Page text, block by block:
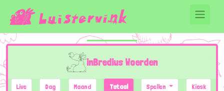
inBredius Woerden
Live Dag Maand Totaal Spellen Kiosk